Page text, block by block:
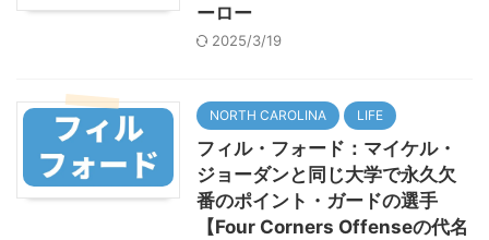
ーロー
2025/3/19
NORTH CAROLINA LIFE
フィル・フォード：マイケル・
ジョーダンと同じ大学で永久欠
番のポイント・ガードの選手
【Four Corners Offenseの代名